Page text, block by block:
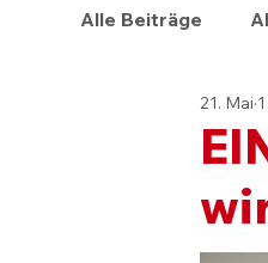
Alle Beiträge
21. Mai